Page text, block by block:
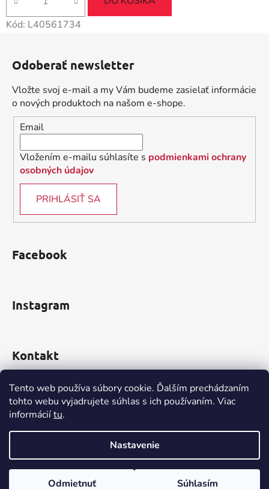
Tento web používa súbory cookie. Ďalším prechádzaním
tohto webu vyjadrujete súhlas s ich používaním. Viac
informáciítu.
Nastavenie
Odmietnuť Súhlasím
Kód: L40561734
Odoberať newsletter
Vložte svoj e-mail a my Vám budeme zasielať informácie
o nových produktoch na našom e-shope.
Email
Vložením e-mailu súhlasíte s podmienkami ochrany
osobných údajov
PRIHLÁSIŤ SA
Facebook
Instagram
Kontakt
obchod@incomp.sk
0910 999 552
Vytvoril Shoptet